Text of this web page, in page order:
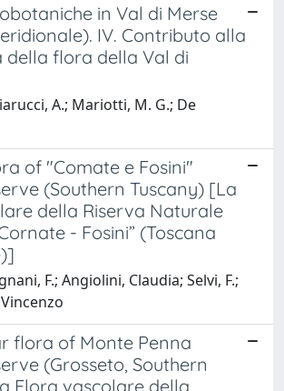
in Val di Merse
IV. Contributo alla
della flora della Val di
A.; Mariotti, M. G.; De
of "Comate e Fosini"
(Southern Tuscany) [La
della Riserva Naturale
- Fosini” (Toscana
F.; Angiolini, Claudia; Selvi, F.;
flora of Monte Penna
(Grosseto, Southern
Flora vascolare della